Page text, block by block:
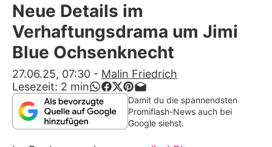
Stars
Filme & Serien
Lifestyle
Familie & Liebe
Promiflash Exklusiv
Neue Details im
Verhaftungsdrama um Jimi
Blue Ochsenknecht
27.06.25, 07:30 - Malin Friedrich
Lesezeit: 2 min
Damit du die spannendsten
Promiflash-News auch bei
Google siehst.